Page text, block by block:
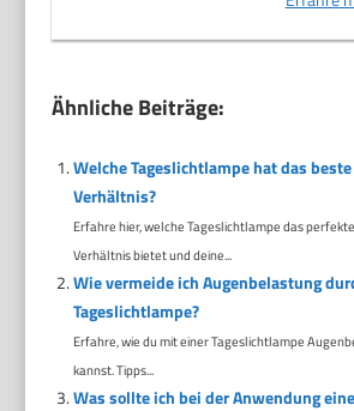
Ähnliche Beiträge:
Welche Tageslichtlampe hat das
Verhältnis?
Erfahre hier, welche Tageslichtlampe das
Verhältnis bietet und deine...
Wie vermeide ich Augenbelastung
Tageslichtlampe?
Erfahre, wie du mit einer Tageslichtlampe
kannst. Tipps...
Was sollte ich bei der Anwendung